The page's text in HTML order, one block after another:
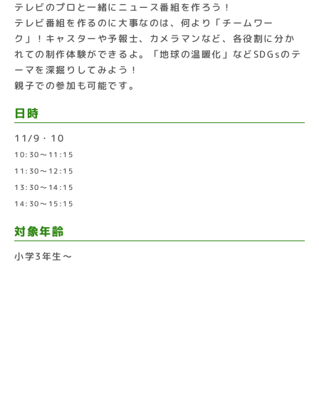
テレビのプロと一緒にニュース番組を作ろう！
テレビ番組を作るのに大事なのは、何より「チームワー
ク」！キャスターや予報士、カメラマンなど、各役割に分か
れての制作体験ができるよ。「地球の温暖化」などSDGsのテ
ーマを深掘りしてみよう！
親子での参加も可能です。
日時
11/9・10
10:30〜11:15
11:30〜12:15
13:30〜14:15
14:30〜15:15
対象年齢
小学3年生～